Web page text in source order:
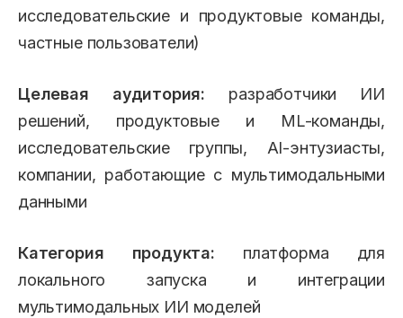
исследовательские и продуктовые команды,
частные пользователи)
Целевая аудитория: разработчики ИИ
решений, продуктовые и ML-команды,
исследовательские группы, AI-энтузиасты,
компании, работающие с мультимодальными
данными
Категория продукта: платформа для
локального запуска и интеграции
мультимодальных ИИ моделей